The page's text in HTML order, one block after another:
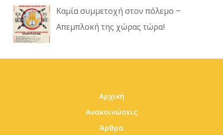
Καμία συμμετοχή στον πόλεμο –
Απεμπλοκή της χώρας τώρα!
Αρχική
Ανακοινώσεις
Άρθρα